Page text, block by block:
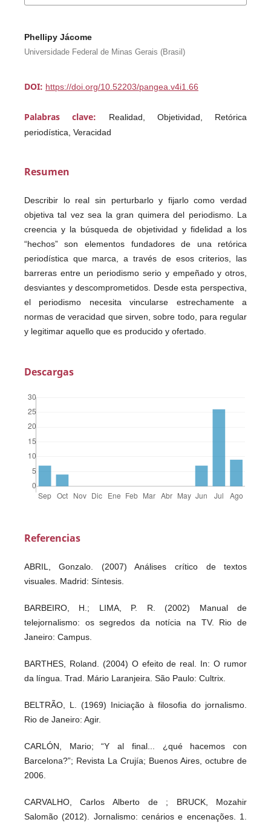
Phellipy Jácome
Universidade Federal de Minas Gerais (Brasil)
DOI: https://doi.org/10.52203/pangea.v4i1.66
Palabras clave:
Realidad, Objetividad, Retórica
periodística, Veracidad
Resumen
Describir lo real sin perturbarlo y fijarlo como verdad
objetiva tal vez sea la gran quimera del periodismo. La
creencia y la búsqueda de objetividad y fidelidad a los
“hechos” son elementos fundadores de una retórica
periodística que marca, a través de esos criterios, las
barreras entre un periodismo serio y empeñado y otros,
desviantes y descomprometidos. Desde esta perspectiva,
el periodismo necesita vincularse estrechamente a
normas de veracidad que sirven, sobre todo, para regular
y legitimar aquello que es producido y ofertado.
Descargas
Referencias
ABRIL, Gonzalo. (2007) Análises crítico de textos
visuales. Madrid: Síntesis.
BARBEIRO, H.; LIMA, P. R. (2002) Manual de
telejornalismo: os segredos da notícia na TV. Rio de
Janeiro: Campus.
BARTHES, Roland. (2004) O efeito de real. In: O rumor
da língua. Trad. Mário Laranjeira. São Paulo: Cultrix.
BELTRÃO, L. (1969) Iniciação à filosofia do jornalismo.
Rio de Janeiro: Agir.
CARLÓN, Mario; “Y al final... ¿qué hacemos con
Barcelona?”; Revista La Crujía; Buenos Aires, octubre de
2006.
CARVALHO, Carlos Alberto de ; BRUCK, Mozahir
Salomão (2012). Jornalismo: cenários e encenações. 1.